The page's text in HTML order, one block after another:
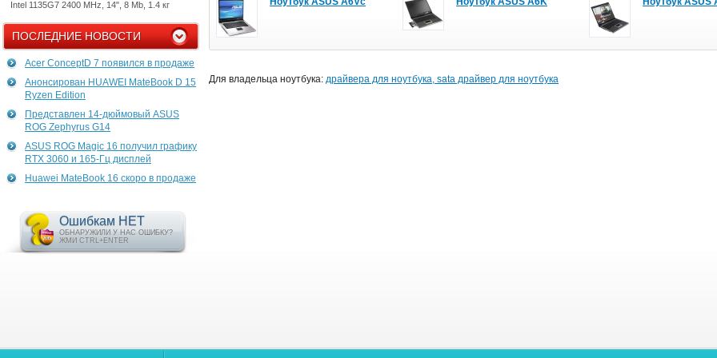
Intel 1135G7 2400 MHz, 14", 8 Mb, 1.4 кг
ПОСЛЕДНИЕ НОВОСТИ
Acer ConceptD 7 появился в продаже
Анонсирован HUAWEI MateBook D 15
Ryzen Edition
Представлен 14-дюймовый ASUS
ROG Zephyrus G14
ASUS ROG Magic 16 получил графику
RTX 3060 и 165-Гц дисплей
Huawei MateBook 16 скоро в продаже
Ошибкам НЕТ
ОБНАРУЖИЛИ У НАС ОШИБКУ?
ЖМИ CTRL+ENTER
Для владельца ноутбука: драйвера для ноутбука, sata драйвер для ноутбука